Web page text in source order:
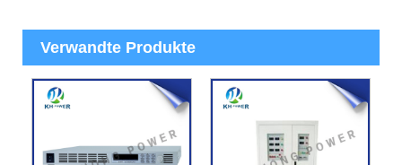
Verwandte Produkte